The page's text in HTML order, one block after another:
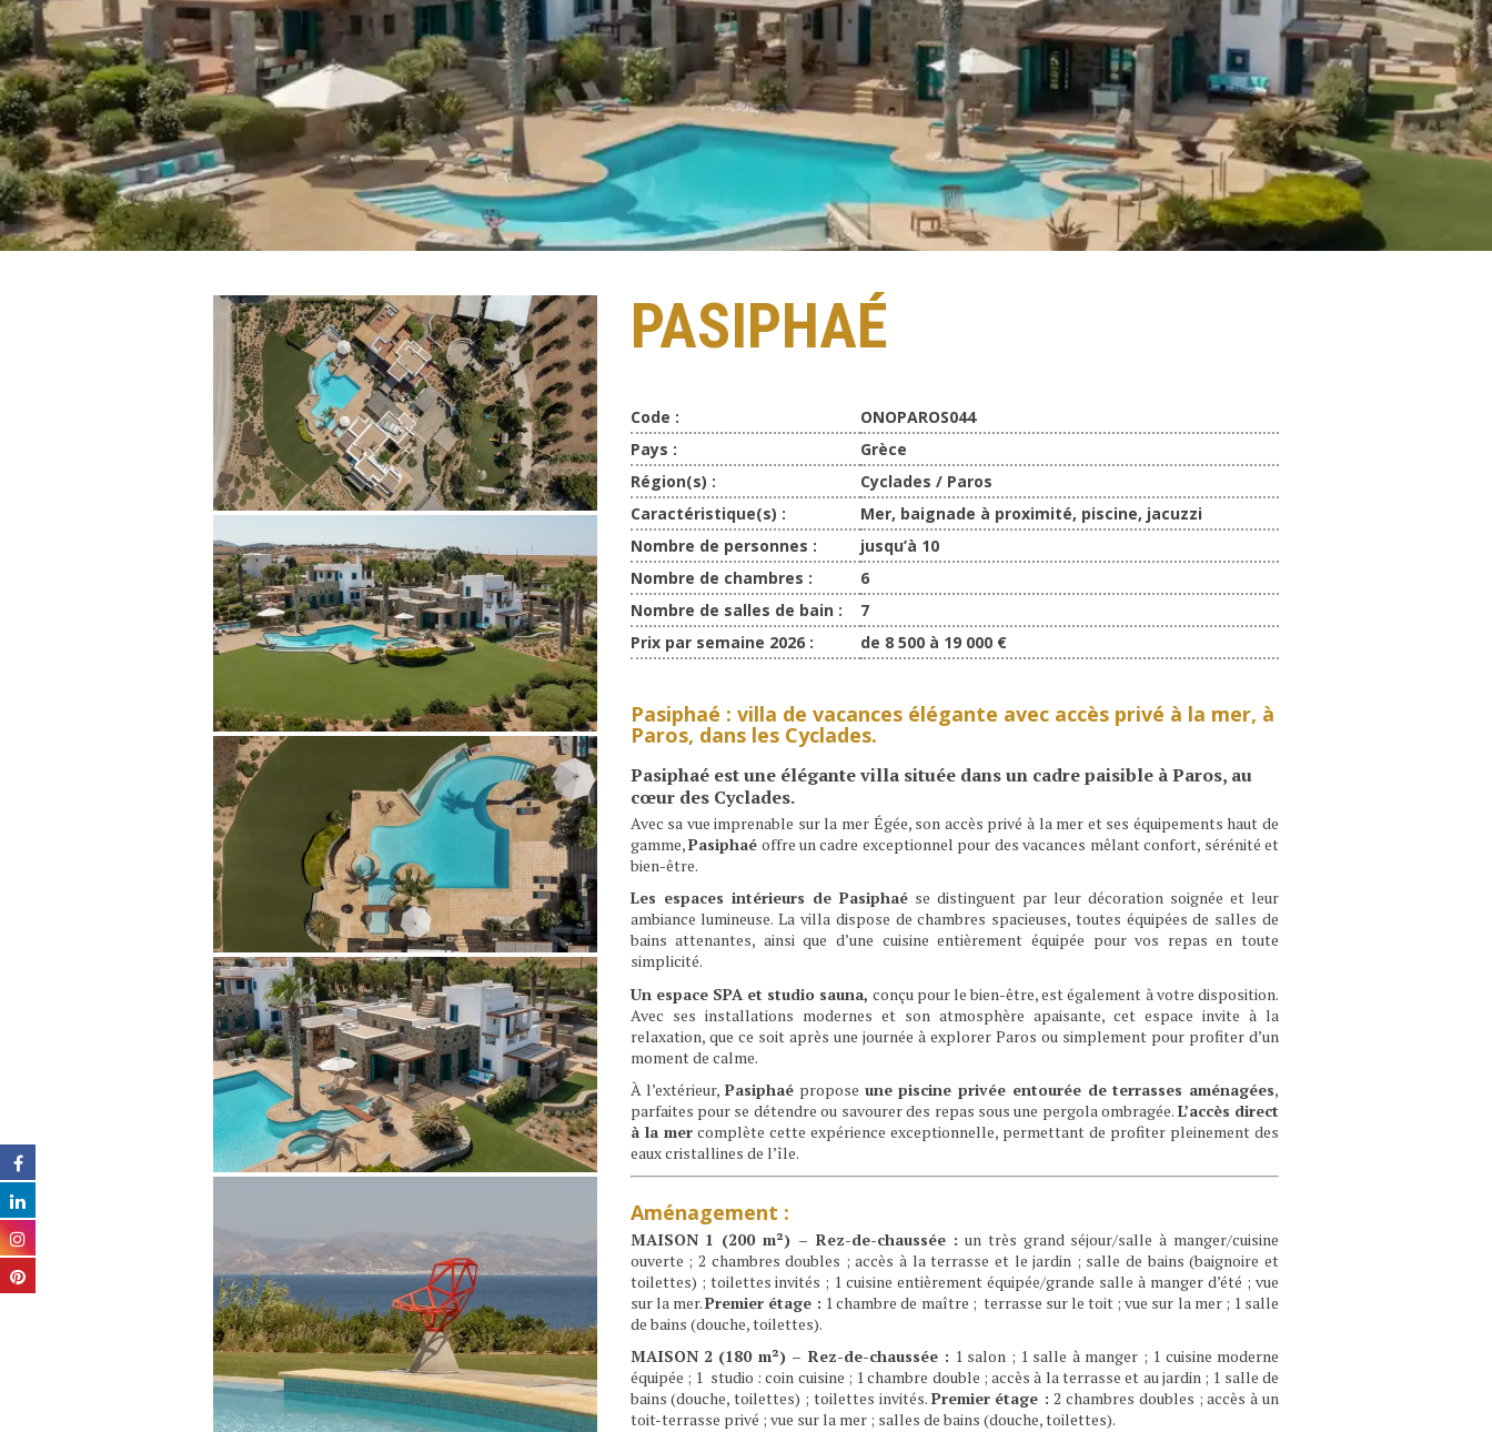
PASIPHAÉ
Code :
ONOPAROS044
Pays :
Grèce
Région(s) :
Cyclades / Paros
Caractéristique(s) :
Mer, baignade à proximité, piscine, jacuzzi
Nombre de personnes :
jusqu’à 10
Nombre de chambres :
6
Nombre de salles de bain :
7
Prix par semaine 2026 :
de 8 500 à 19 000 €
Pasiphaé : villa de vacances élégante avec accès privé à la mer, à
Paros, dans les Cyclades.
Pasiphaéest une élégante villa située dans un cadre paisible à Paros, au
cœur des Cyclades.
Avec sa vue imprenable sur la mer Égée, son accès privé à la mer et ses équipements haut de
gamme,Pasiphaé offre un cadre exceptionnel pour des vacances mêlant confort, sérénité et
bien-être.
Les espaces intérieurs de Pasiphaése distinguent par leur décoration soignée et leur
ambiance lumineuse. La villa dispose de chambres spacieuses, toutes équipées de salles de
bains attenantes, ainsi que d’une cuisine entièrement équipée pour vos repas en toute
simplicité.
Un espace SPA et studio sauna, conçu pour le bien-être, est également à votre disposition.
Avec ses installations modernes et son atmosphère apaisante, cet espace invite à la
relaxation, que ce soit après une journée à explorer Paros ou simplement pour profiter d’un
moment de calme.
À l’extérieur,Pasiphaé propose une piscine privée entourée de terrasses aménagées,
parfaites pour se détendre ou savourer des repas sous une pergola ombragée. L’accès direct
à la mercomplète cette expérience exceptionnelle, permettant de profiter pleinement des
eaux cristallines de l’île.
Aménagement :
MAISON 1 (200 m²) – Rez-de-chaussée : un très grand séjour/salle à manger/cuisine
ouverte ; 2 chambres doubles ; accès à la terrasse et le jardin ; salle de bains (baignoire et
toilettes) ; toilettes invités ; 1 cuisine entièrement équipée/grande salle à manger d’été ; vue
sur la mer.Premier étage : 1 chambre de maître ; terrasse sur le toit ; vue sur la mer ; 1 salle
de bains (douche, toilettes).
MAISON 2 (180 m²) – Rez-de-chaussée : 1 salon ; 1 salle à manger ; 1 cuisine moderne
équipée ; 1 studio : coin cuisine ; 1 chambre double ; accès à la terrasse et au jardin ; 1 salle de
bains (douche, toilettes) ; toilettes invités. Premier étage : 2 chambres doubles ; accès à un
toit-terrasse privé ; vue sur la mer ; salles de bains (douche, toilettes).